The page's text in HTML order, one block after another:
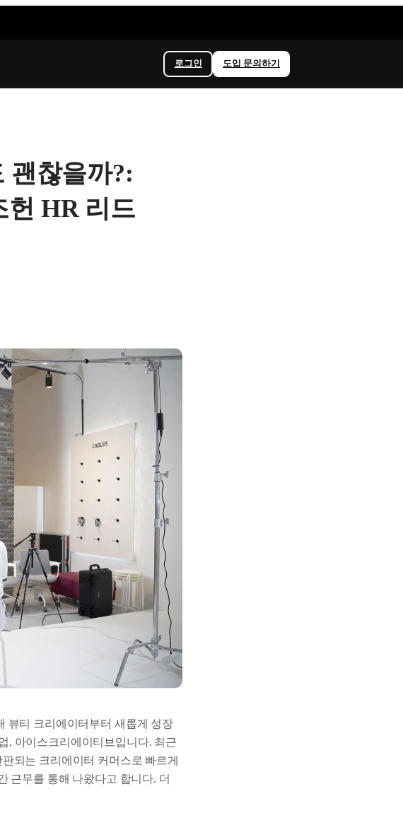
로그인 도입 문의하기
괜찮을까?:
헌 HR 리드
뷰티 크리에이터부터 새롭게 성장
, 아이스크리에이티브입니다. 최근
되는 크리에이터 커머스로 빠르게
근무를 통해 나왔다고 합니다. 더